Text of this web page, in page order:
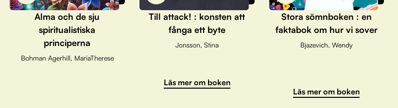
Alma och de sju
spiritualistiska
principerna
Bohman Agerhill, MariaTherese
Till attack! : konsten att
fånga ett byte
Jonsson, Stina
Läs mer om boken
Stora sömnboken : en
faktabok om hur vi sover
Bjazevich, Wendy
Läs mer om boken